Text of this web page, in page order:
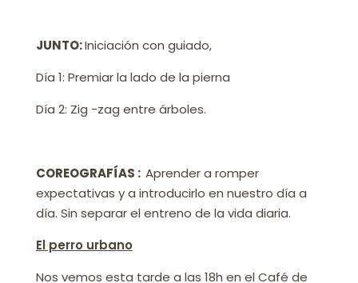
JUNTO:Iniciación con guiado,
Día 1: Premiar la lado de la pierna
Día 2: Zig -zag entre árboles.
COREOGRAFÍAS : Aprender a romper
expectativas y a introducirlo en nuestro día a
día. Sin separar el entreno de la vida diaria.
El perro urbano
Nos vemos esta tarde a las 18h en el Café de